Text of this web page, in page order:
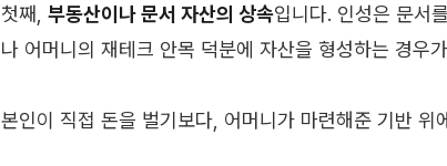
첫째, 부동산이나 문서 자산의 상속입니다. 인성은 문서
나 어머니의 재테크 안목 덕분에 자산을 형성하는 경우
본인이 직접 돈을 벌기보다, 어머니가 마련해준 기반